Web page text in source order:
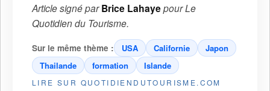
Article signé parBrice LahayepourLe
Quotidien du Tourisme.
Sur le même thème : USA Californie
Japon
Thailande
formation Islande
LIRE SUR QUOTIDIENDUTOURISME.COM